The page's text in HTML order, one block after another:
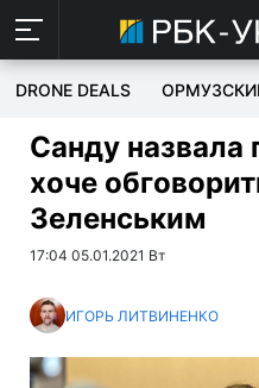
DRONE DEALS
Санду назвала
хоче
Зеленським
17:04 05.01.2021 Вт
ИГОРЬ ЛИТВИНЕНКО